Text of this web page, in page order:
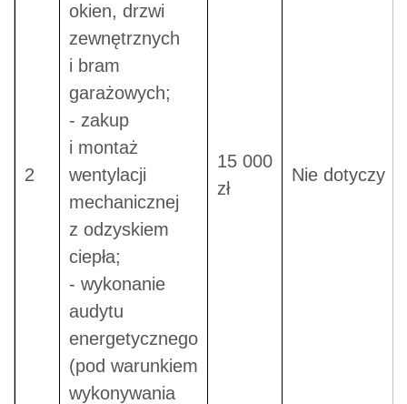
2
okien, drzwi
zewnętrznych
i bram
garażowych;
- zakup
i montaż
wentylacji
mechanicznej
z odzyskiem
ciepła;
- wykonanie
audytu
energetycznego
(pod warunkiem
wykonywania
15 000
zł
Nie dotyczy